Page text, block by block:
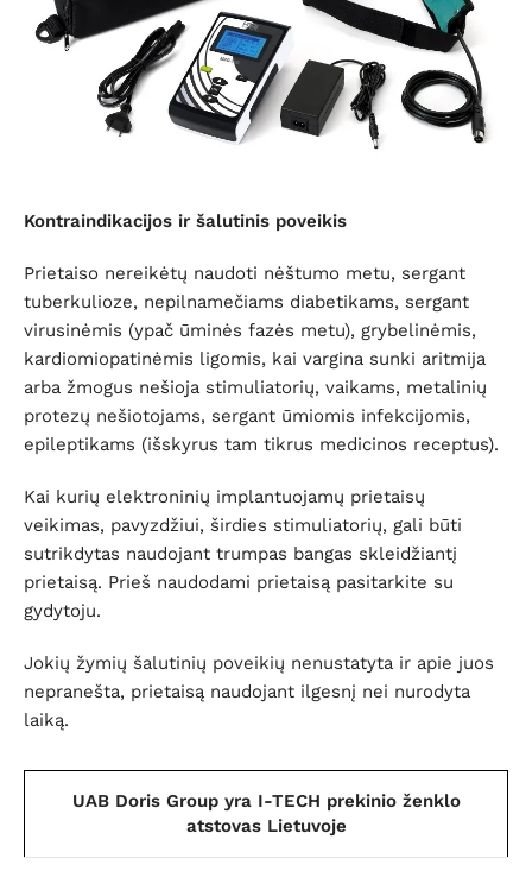
Kontraindikacijos ir šalutinis poveikis
Prietaiso nereikėtų naudoti nėštumo metu, sergant
tuberkulioze, nepilnamečiams diabetikams, sergant
virusinėmis (ypač ūminės fazės metu), grybelinėmis,
kardiomiopatinėmis ligomis, kai vargina sunki aritmija
arba žmogus nešioja stimuliatorių, vaikams, metalinių
protezų nešiotojams, sergant ūmiomis infekcijomis,
epileptikams (išskyrus tam tikrus medicinos receptus).
Kai kurių elektroninių implantuojamų prietaisų
veikimas, pavyzdžiui, širdies stimuliatorių, gali būti
sutrikdytas naudojant trumpas bangas skleidžiantį
prietaisą. Prieš naudodami prietaisą pasitarkite su
gydytoju.
Jokių žymių šalutinių poveikių nenustatyta ir apie juos
nepranešta, prietaisą naudojant ilgesnį nei nurodyta
laiką.
UAB Doris Group yra I-TECH prekinio ženklo
atstovas Lietuvoje